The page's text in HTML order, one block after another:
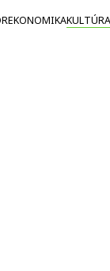
EKONOMIKAKULTÚRA